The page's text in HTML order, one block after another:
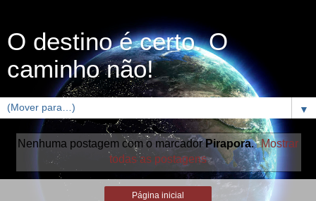
O destino é certo. O
caminho não!
▼
Nenhuma postagem com o marcadorPirapora. Mostrar
todas as postagens
Página inicial